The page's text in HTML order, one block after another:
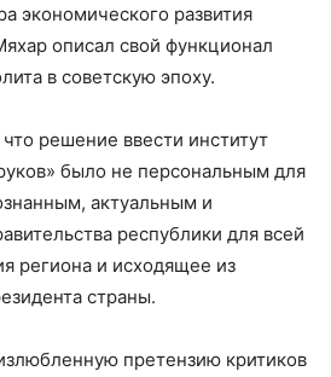
экономического развития
описал свой функционал
в советскую эпоху.
решение ввести институт
было не персональным для
актуальным и
республики для всей
региона и исходящее из
страны.
претензию критиков